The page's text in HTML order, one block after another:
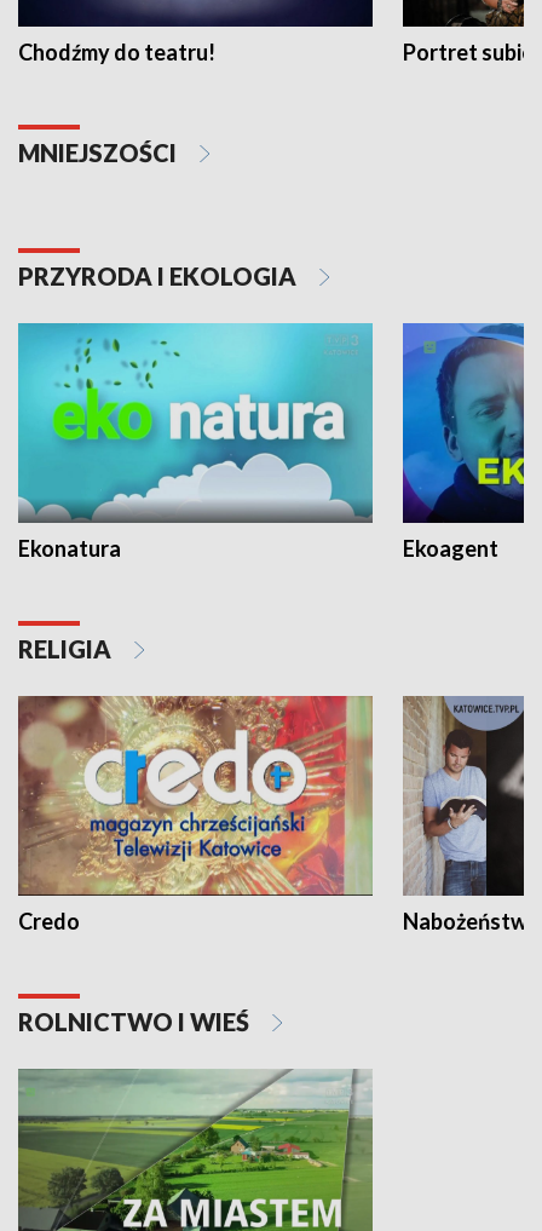
Chodźmy do teatru! Portret
MNIEJSZOŚCI
PRZYRODA I EKOLOGIA
Ekonatura Ekoagent
RELIGIA
Credo
ROLNICTWO I WIEŚ